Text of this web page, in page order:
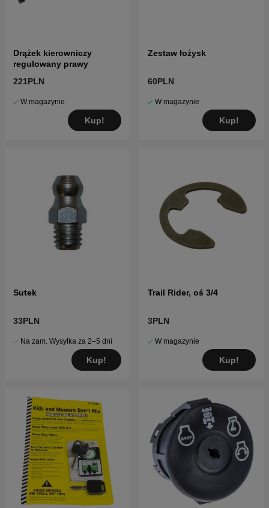
Drążek kierowniczy
regulowany prawy
221PLN
W magazynie
Kup!
Zestaw łożysk
60PLN
W magazynie
Kup!
Sutek
33PLN
Na zam. Wysyłka za 2–5 dni
Kup!
Trail Rider, oś 3/4
3PLN
W magazynie
Kup!